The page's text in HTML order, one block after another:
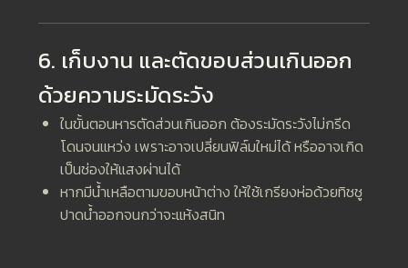
6. เก็บงาน และตัดขอบส่วนเกินออก
ด้วยความระมัดระวัง
ในขั้นตอนหารตัดส่วนเกินออก ต้องระมัดระวังไม่กรีด
โดนจนแหว่ง เพราะอาจเปลี่ยนฟิล์มใหม่ได้ หรืออาจเกิด
เป็นช่องให้แสงผ่านได้
หากมีน้ำเหลือตามขอบหน้าต่าง ให้ใช้เกรียงห่อด้วยทิชชู
ปาดน้ำออกจนกว่าจะแห้งสนิท